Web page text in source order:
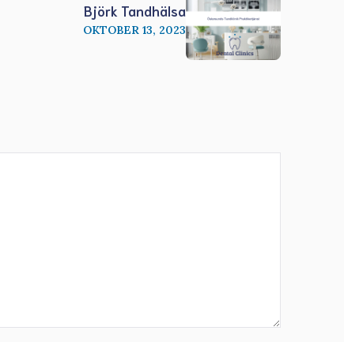
Björk Tandhälsa
OKTOBER 13, 2023